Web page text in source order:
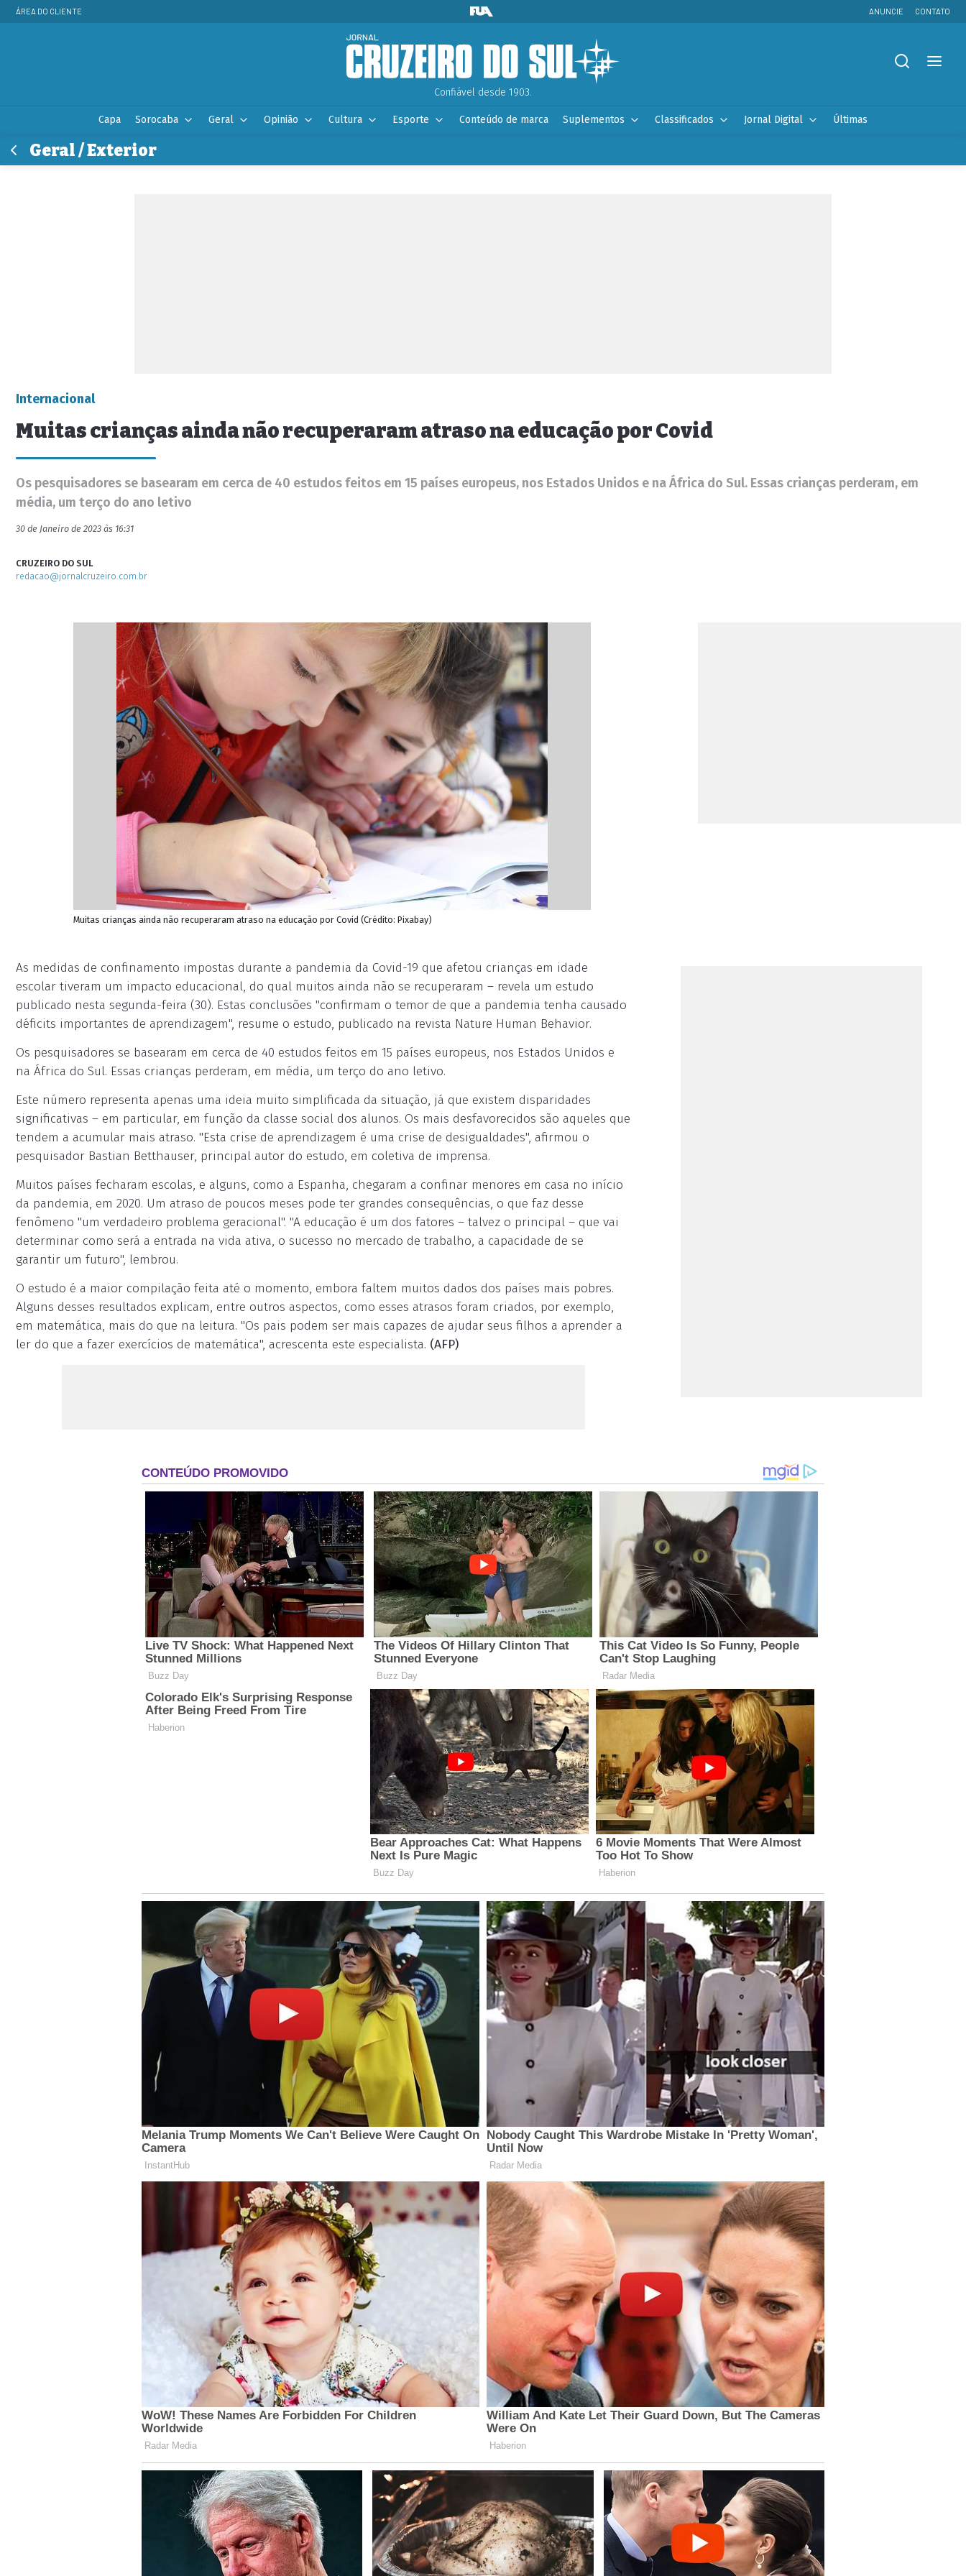
ÁREA DO CLIENTE ANUNCIE CONTATO
Confiável desde 1903.
Capa Sorocaba Geral Opinião Cultura Esporte Conteúdo de marca Suplementos Classificados Jornal Digital Últimas
Geral / Exterior
Internacional
Muitas crianças ainda não recuperaram atraso na educação por Covid
Os pesquisadores se basearam em cerca de 40 estudos feitos em 15 países europeus, nos Estados Unidos e na África do Sul. Essas crianças perderam, em
média, um terço do ano letivo
30 de Janeiro de 2023 às 16:31
CRUZEIRO DO SUL
redacao@jornalcruzeiro.com.br
Muitas crianças ainda não recuperaram atraso na educação por Covid (Crédito: Pixabay)
As medidas de confinamento impostas durante a pandemia da Covid-19 que afetou crianças em idade
escolar tiveram um impacto educacional, do qual muitos ainda não se recuperaram – revela um estudo
publicado nesta segunda-feira (30). Estas conclusões "confirmam o temor de que a pandemia tenha causado
déficits importantes de aprendizagem", resume o estudo, publicado na revista Nature Human Behavior.
Os pesquisadores se basearam em cerca de 40 estudos feitos em 15 países europeus, nos Estados Unidos e
na África do Sul. Essas crianças perderam, em média, um terço do ano letivo.
Este número representa apenas uma ideia muito simplificada da situação, já que existem disparidades
significativas – em particular, em função da classe social dos alunos. Os mais desfavorecidos são aqueles que
tendem a acumular mais atraso. "Esta crise de aprendizagem é uma crise de desigualdades", afirmou o
pesquisador Bastian Betthauser, principal autor do estudo, em coletiva de imprensa.
Muitos países fecharam escolas, e alguns, como a Espanha, chegaram a confinar menores em casa no início
da pandemia, em 2020. Um atraso de poucos meses pode ter grandes consequências, o que faz desse
fenômeno "um verdadeiro problema geracional". "A educação é um dos fatores – talvez o principal – que vai
determinar como será a entrada na vida ativa, o sucesso no mercado de trabalho, a capacidade de se
garantir um futuro", lembrou.
O estudo é a maior compilação feita até o momento, embora faltem muitos dados dos países mais pobres.
Alguns desses resultados explicam, entre outros aspectos, como esses atrasos foram criados, por exemplo,
em matemática, mais do que na leitura. "Os pais podem ser mais capazes de ajudar seus filhos a aprender a
ler do que a fazer exercícios de matemática", acrescenta este especialista. (AFP)